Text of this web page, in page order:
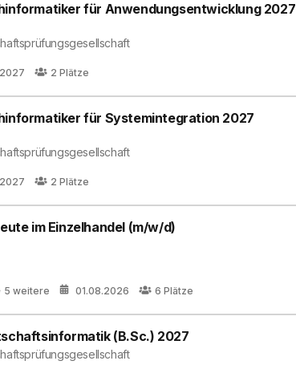
für Anwendungsentwicklung 2027
2 Plätze
für Systemintegration 2027
2 Plätze
im Einzelhandel (m/w/d)
5 weitere 01.08.2026 6 Plätze
(B.Sc.) 2027